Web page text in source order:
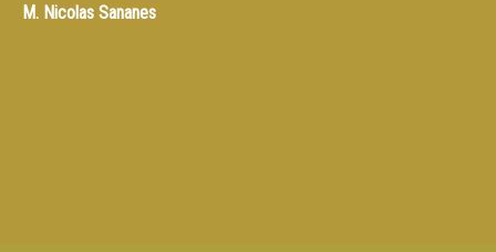
M. Nicolas Sananes